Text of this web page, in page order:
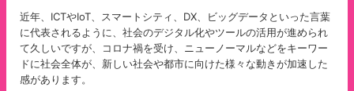
近年、ICTやIoT、スマートシティ、DX、ビッグデータといった言葉
に代表されるように、社会のデジタル化やツールの活用が進められ
て久しいですが、コロナ禍を受け、ニューノーマルなどをキーワー
ドに社会全体が、新しい社会や都市に向けた様々な動きが加速した
感があります。